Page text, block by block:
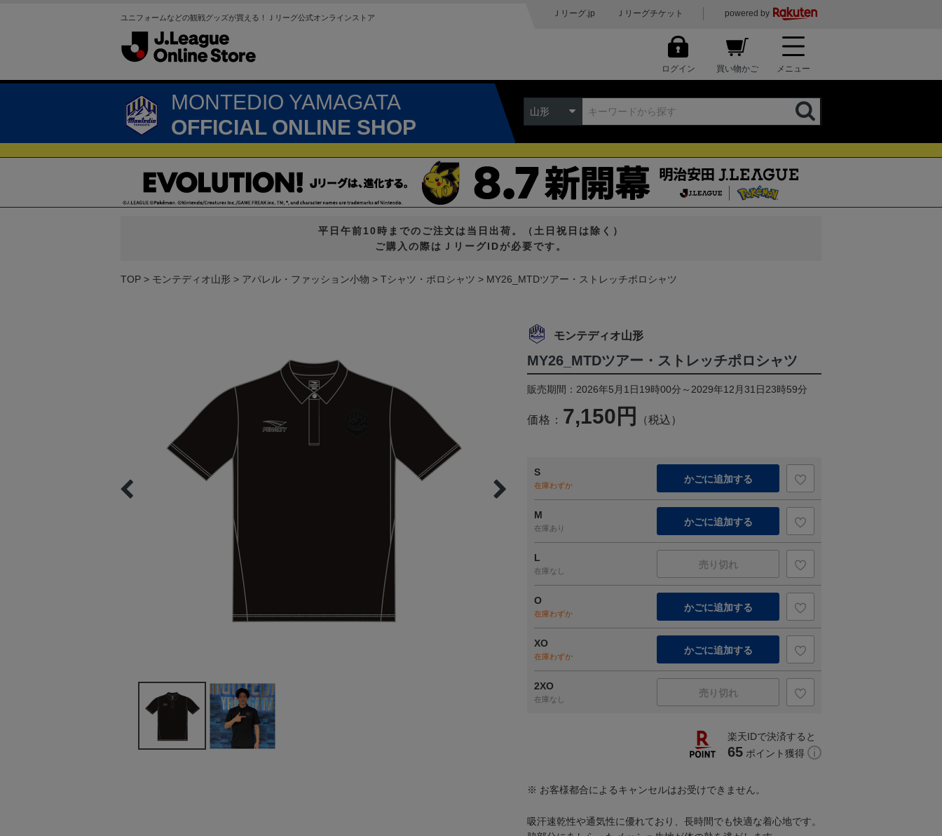
ユニフォームなどの観戦グッズが買える！Ｊリーグ公式オンラインストア Ｊリーグ.jp Ｊリーグチケット powered by
ログイン 買い物かご メニュー
MONTEDIO YAMAGATA
OFFICIAL ONLINE SHOP
山形
平日午前10時までのご注文は当日出荷。（土日祝日は除く）
ご購入の際はＪリーグIDが必要です。
TOP モンテディオ山形 アパレル・ファッション小物 Tシャツ・ポロシャツ MY26_MTDツアー・ストレッチポロシャツ
モンテディオ山形
MY26_MTDツアー・ストレッチポロシャツ
販売期間：2026年5月1日19時00分～2029年12月31日23時59分
価格： 7,150円 （税込）
S
在庫わずか
かごに追加する
M
在庫あり
かごに追加する
L
在庫なし
売り切れ
O
在庫わずか
かごに追加する
XO
在庫わずか
かごに追加する
2XO
在庫なし
売り切れ
楽天IDで決済すると
65 ポイント獲得
※ お客様都合によるキャンセルはお受けできません。
吸汗速乾性や通気性に優れており、長時間でも快適な着心地です。